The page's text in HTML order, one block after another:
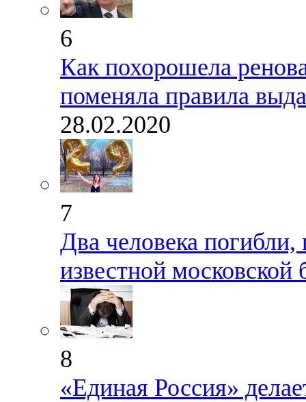
6
Как похорошела
поменяла правила
28.02.2020
7
Два человека погибли,
известной московской
8
«Единая Россия»